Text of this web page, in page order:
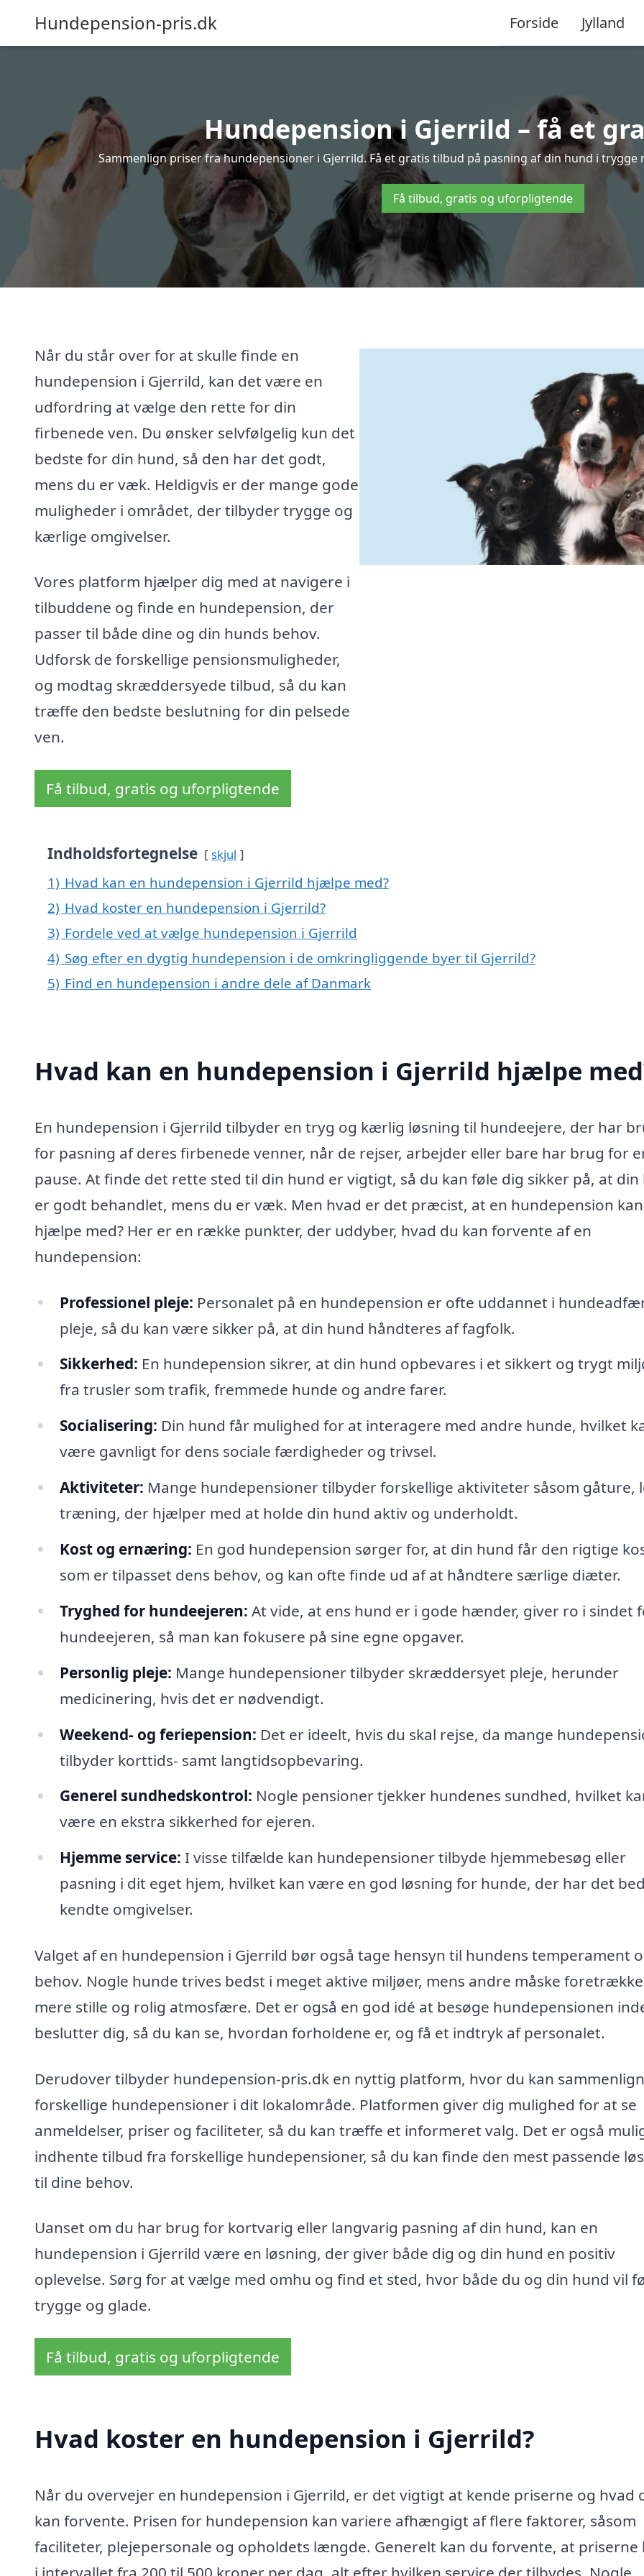
Hundepension-pris.dk Forside Jylland
Hundepension i Gjerrild – få et
Sammenlign priser fra hundepensioner i Gjerrild. Få et gratis tilbud på pasning af din hund i
Få tilbud, gratis og uforpligtende
Når du står over for at skulle finde en
hundepension i Gjerrild, kan det være en
udfordring at vælge den rette for din
firbenede ven. Du ønsker selvfølgelig kun det
bedste for din hund, så den har det godt,
mens du er væk. Heldigvis er der mange gode
muligheder i området, der tilbyder trygge og
kærlige omgivelser.
Vores platform hjælper dig med at navigere i
tilbuddene og finde en hundepension, der
passer til både dine og din hunds behov.
Udforsk de forskellige pensionsmuligheder,
og modtag skræddersyede tilbud, så du kan
træffe den bedste beslutning for din pelsede
ven.
Få tilbud, gratis og uforpligtende
Indholdsfortegnelse skjul
1) Hvad kan en hundepension i Gjerrild hjælpe med?
2) Hvad koster en hundepension i Gjerrild?
3) Fordele ved at vælge hundepension i Gjerrild
4) Søg efter en dygtig hundepension i de omkringliggende byer til Gjerrild?
5) Find en hundepension i andre dele af Danmark
Hvad kan en hundepension i Gjerrild hjælpe
En hundepension i Gjerrild tilbyder en tryg og kærlig løsning til hundeejere, der har
for pasning af deres firbenede venner, når de rejser, arbejder eller bare har brug for
pause. At finde det rette sted til din hund er vigtigt, så du kan føle dig sikker på, at din
er godt behandlet, mens du er væk. Men hvad er det præcist, at en hundepension kan
hjælpe med? Her er en række punkter, der uddyber, hvad du kan forvente af en
hundepension:
Professionel pleje: Personalet på en hundepension er ofte uddannet i
pleje, så du kan være sikker på, at din hund håndteres af fagfolk.
Sikkerhed: En hundepension sikrer, at din hund opbevares i et sikkert og trygt
fra trusler som trafik, fremmede hunde og andre farer.
Socialisering: Din hund får mulighed for at interagere med andre hunde, hvilket
være gavnligt for dens sociale færdigheder og trivsel.
Aktiviteter: Mange hundepensioner tilbyder forskellige aktiviteter såsom gåture,
træning, der hjælper med at holde din hund aktiv og underholdt.
Kost og ernæring: En god hundepension sørger for, at din hund får den rigtige
som er tilpasset dens behov, og kan ofte finde ud af at håndtere særlige diæter.
Tryghed for hundeejeren: At vide, at ens hund er i gode hænder, giver ro i sindet
hundeejeren, så man kan fokusere på sine egne opgaver.
Personlig pleje: Mange hundepensioner tilbyder skræddersyet pleje, herunder
medicinering, hvis det er nødvendigt.
Weekend- og feriepension: Det er ideelt, hvis du skal rejse, da mange
tilbyder korttids- samt langtidsopbevaring.
Generel sundhedskontrol: Nogle pensioner tjekker hundenes sundhed, hvilket
være en ekstra sikkerhed for ejeren.
Hjemme service: I visse tilfælde kan hundepensioner tilbyde hjemmebesøg eller
pasning i dit eget hjem, hvilket kan være en god løsning for hunde, der har det
kendte omgivelser.
Valget af en hundepension i Gjerrild bør også tage hensyn til hundens temperament
behov. Nogle hunde trives bedst i meget aktive miljøer, mens andre måske
mere stille og rolig atmosfære. Det er også en god idé at besøge hundepensionen
beslutter dig, så du kan se, hvordan forholdene er, og få et indtryk af personalet.
Derudover tilbyder hundepension-pris.dk en nyttig platform, hvor du kan
forskellige hundepensioner i dit lokalområde. Platformen giver dig mulighed for at se
anmeldelser, priser og faciliteter, så du kan træffe et informeret valg. Det er også
indhente tilbud fra forskellige hundepensioner, så du kan finde den mest passende
til dine behov.
Uanset om du har brug for kortvarig eller langvarig pasning af din hund, kan en
hundepension i Gjerrild være en løsning, der giver både dig og din hund en positiv
oplevelse. Sørg for at vælge med omhu og find et sted, hvor både du og din hund vil
trygge og glade.
Få tilbud, gratis og uforpligtende
Hvad koster en hundepension i Gjerrild?
Når du overvejer en hundepension i Gjerrild, er det vigtigt at kende priserne og hvad
kan forvente. Prisen for hundepension kan variere afhængigt af flere faktorer, såsom
faciliteter, plejepersonale og opholdets længde. Generelt kan du forvente, at priserne